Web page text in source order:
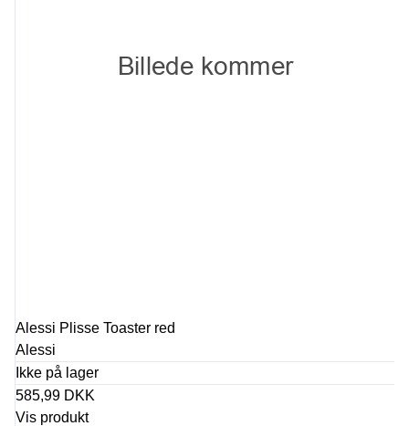
Alessi Plisse Toaster red
Alessi
Ikke på lager
585,99 DKK
Vis produkt